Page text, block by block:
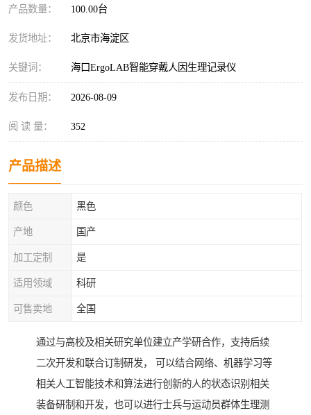
产品数量： 100.00台
发货地址： 北京市海淀区
关键词： 海口ErgoLAB智能穿戴人因生理记录仪
发布日期： 2026-08-09
阅 读 量： 352
产品描述
颜色 黑色
产地 国产
加工定制 是
适用领域 科研
可售卖地 全国
通过与高校及相关研究单位建立产学研合作，支持后续
二次开发和联合订制研发， 可以结合网络、机器学习等
相关人工智能技术和算法进行创新的人的状态识别相关
装备研制和开发，也可以进行士兵与运动员群体生理测